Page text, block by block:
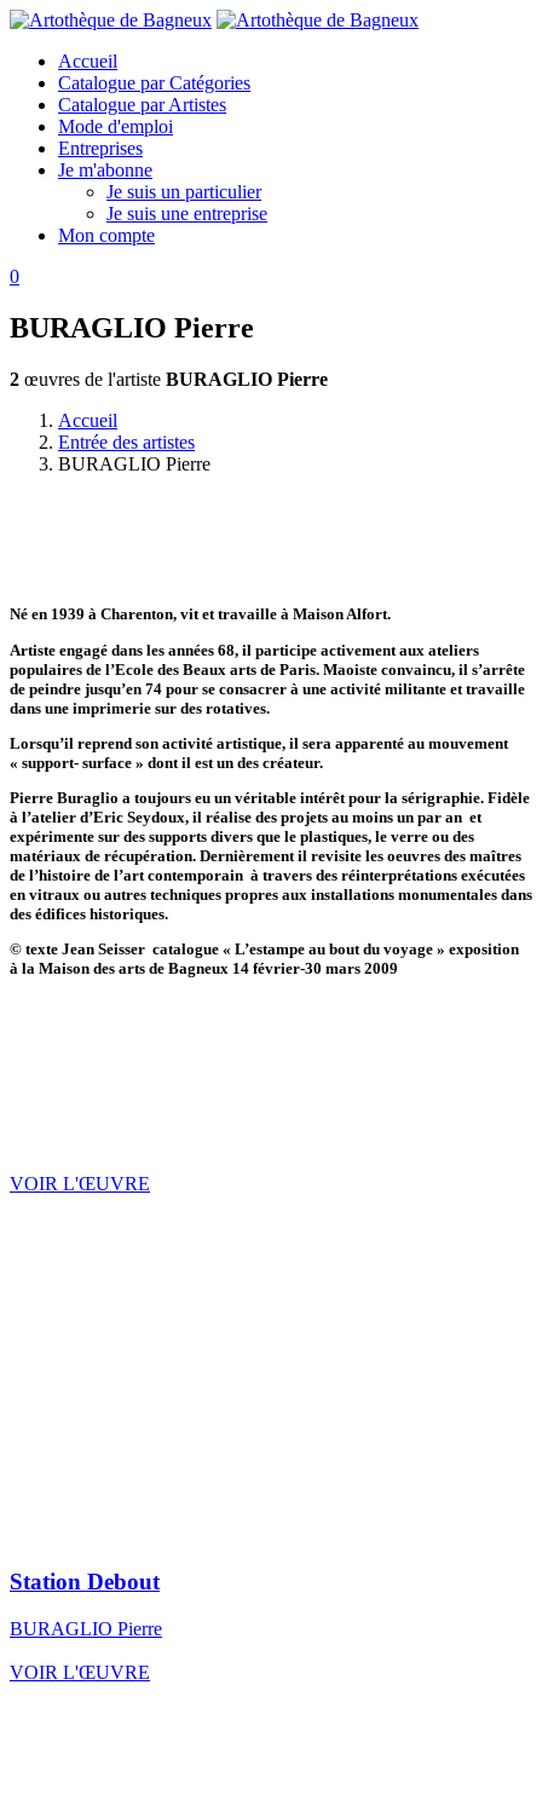
Accueil
Catalogue par Catégories
Catalogue par Artistes
Mode d'emploi
Entreprises
Je m'abonne
Je suis un particulier
Je suis une entreprise
Mon compte
0
BURAGLIO Pierre
2 œuvres de l'artiste BURAGLIO Pierre
Accueil
Entrée des artistes
BURAGLIO Pierre
Né en 1939 à Charenton, vit et travaille à Maison Alfort.
Artiste engagé dans les années 68, il participe activement aux ateliers
populaires de l’Ecole des Beaux arts de Paris. Maoiste convaincu, il s’arrête
de peindre jusqu’en 74 pour se consacrer à une activité militante et travaille
dans une imprimerie sur des rotatives.
Lorsqu’il reprend son activité artistique, il sera apparenté au mouvement
« support- surface » dont il est un des créateur.
Pierre Buraglio a toujours eu un véritable intérêt pour la sérigraphie. Fidèle
à l’atelier d’Eric Seydoux, il réalise des projets au moins un par an et
expérimente sur des supports divers que le plastiques, le verre ou des
matériaux de récupération. Dernièrement il revisite les oeuvres des maîtres
de l’histoire de l’art contemporain à travers des réinterprétations exécutées
en vitraux ou autres techniques propres aux installations monumentales dans
des édifices historiques.
© texte Jean Seisser catalogue « L’estampe au bout du voyage » exposition
à la Maison des arts de Bagneux 14 février-30 mars 2009
VOIR L'ŒUVRE
Station Debout
BURAGLIO Pierre
VOIR L'ŒUVRE